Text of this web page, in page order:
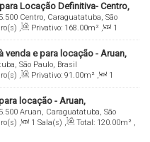
Locação Definitiva- Centro,
5.500 Centro, Caraguatatuba, São
, Privativo: 168.00m² ,
1
448.00m² , 3 Vaga(s) ,
600m
.00m² , Terreno: 448.00m²
venda e para locação - Aruan,
São Paulo, Brasil
, Privativo: 91 .00m² ,
1
Vaga(s) , 280mDistância do Mar ,
.00m²
locação - Aruan,
5.500 Aruan, Caraguatatuba, São
, 1 Sala(s) , Total: 120.00m² ,